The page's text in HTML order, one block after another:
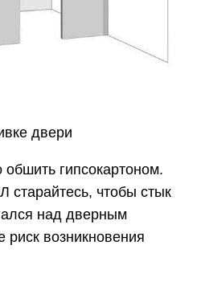
двери
гипсокартоном.
старайтесь, чтобы стык
над дверным
возникновения